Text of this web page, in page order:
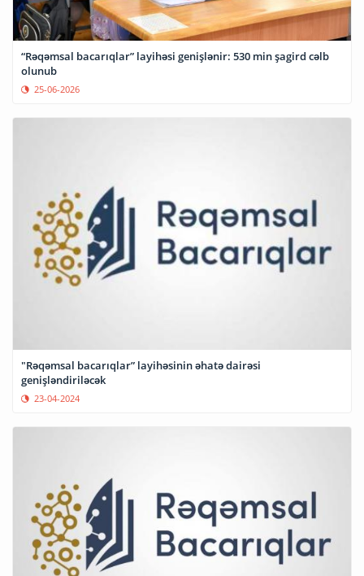
“Rəqəmsal bacarıqlar” layihəsi genişlənir: 530 min şagird cəlb
olunub
25-06-2026
"Rəqəmsal bacarıqlar” layihəsinin əhatə dairəsi
genişləndiriləcək
23-04-2024